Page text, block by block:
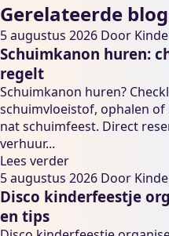
Gerelateerde
5 augustus 2026 Door
Schuimkanon huren:
regelt
Schuimkanon huren?
schuimvloeistof, ophalen of
nat schuimfeest. Direct
verhuur...
Lees verder
5 augustus 2026 Door
Disco kinderfeestje
en tips